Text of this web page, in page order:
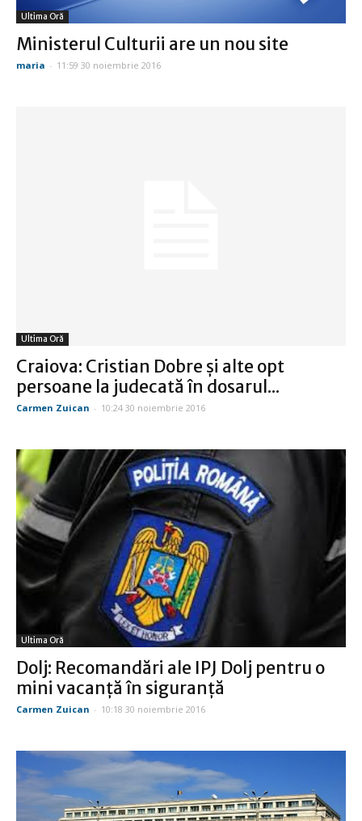
Ultima Oră
Ministerul Culturii are un nou site
maria - 11:59 30 noiembrie 2016
Ultima Oră
Craiova: Cristian Dobre şi alte opt
persoane la judecată în dosarul...
Carmen Zuican - 10:24 30 noiembrie 2016
Ultima Oră
Dolj: Recomandări ale IPJ Dolj pentru o
mini vacanţă în siguranţă
Carmen Zuican - 10:18 30 noiembrie 2016